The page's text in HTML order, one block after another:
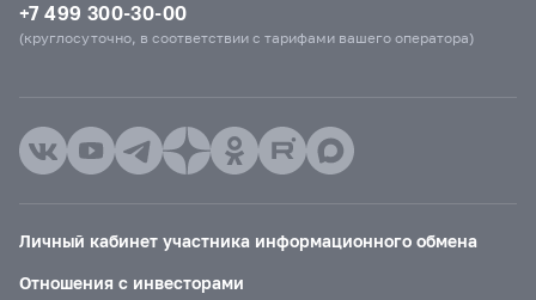
+7 499 300-30-00
(круглосуточно, в соответствии с тарифами вашего оператора)
Личный кабинет участника информационного обмена
Отношения с инвесторами